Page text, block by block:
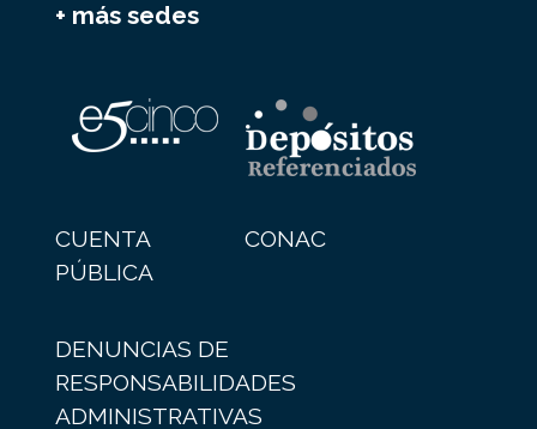
+ más sedes
CUENTA
PÚBLICA
CONAC
DENUNCIAS DE
RESPONSABILIDADES
ADMINISTRATIVAS